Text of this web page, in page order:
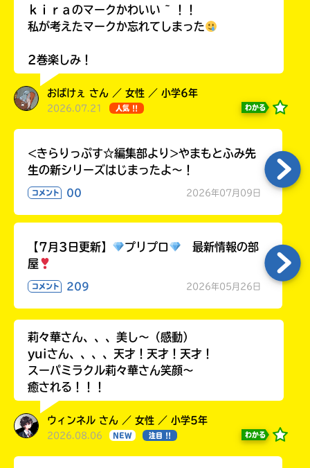
ｋｉｒａのマークかわいい ~ ！！
私が考えたマークか忘れてしまった
2巻楽しみ！
おばけぇ さん ／ 女性 ／ 小学6年
2026.07.21 人気 !! わかる
<きらりっぷす☆編集部より>やまもとふみ先
生の新シリーズはじまったよ～！
コメント 00 2026年07月09日
【7月3日更新】 プリプロ
最新情報の部
屋
コメント 209 2026年05月26日
莉々華さん、、、美し〜（感動）
yuiさん、、、、天才！天才！天才！
スーパミラクル莉々華さん笑顔〜
癒される！！！
ウィンネル さん ／ 女性 ／ 小学5年
2026.08.06 NEW 注目 !! わかる